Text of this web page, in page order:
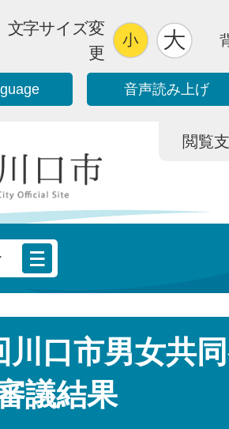
文字サイズ変
更
音声読み上げ
閲覧
川口市男女共
議結果